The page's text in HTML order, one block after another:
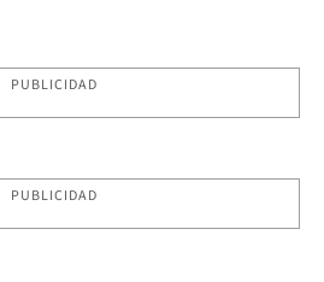
PUBLICIDAD
PUBLICIDAD